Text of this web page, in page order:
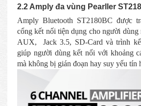
2.2 Amply đa vùng Pearller
Amply Bluetooth ST2180BC được
cổng kết nối tiện dụng cho người
AUX, Jack 3.5, SD-Card và trình
giúp người dùng kết nối với khoảng
mà không bị gián đoạn hay suy yếu tín